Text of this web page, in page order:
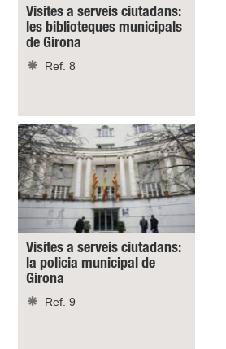
Visites a serveis ciutadans:
les biblioteques municipals
de Girona
Ref. 8
Visites a serveis ciutadans:
la policia municipal de
Girona
Ref. 9